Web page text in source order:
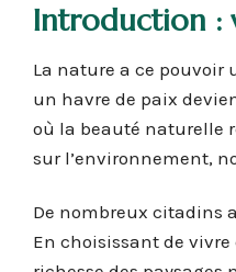
Introduction :
La nature a ce pouvoir
un havre de paix
où la beauté naturelle
sur l’environnement,
De nombreux citadins
En choisissant de